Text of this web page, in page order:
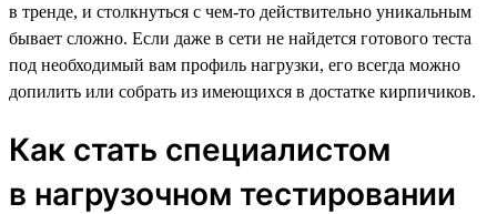
в тренде, и столкнуться с чем-то действительно уникальным
бывает сложно. Если даже в сети не найдется готового теста
под необходимый вам профиль нагрузки, его всегда можно
допилить или собрать из имеющихся в достатке кирпичиков.
Как стать специалистом
в нагрузочном тестировании